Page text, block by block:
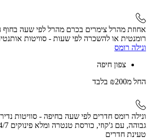
אחוזת מהרל צימרים בכרם מהרל לפי שעה
רומנטית או להשכרה לפי שעות - סוויטות
ונילה רומס
צפון חיפה
החל מ₪200 בלבד
ונילה רומס חדרים לפי שעה בחיפה - סוויטות
גבוהה, עם ג'קוזי, כורסת טנטרה ומלא פינוקים 24/7
טעינת חדרים